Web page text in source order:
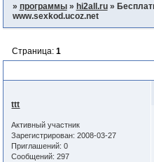
» программы » hi2all.ru »
www.sexkod.ucoz.net
Страница: 1
ttt
Активный участник
Зарегистрирован: 2008-03-27
Приглашений: 0
Сообщений: 297